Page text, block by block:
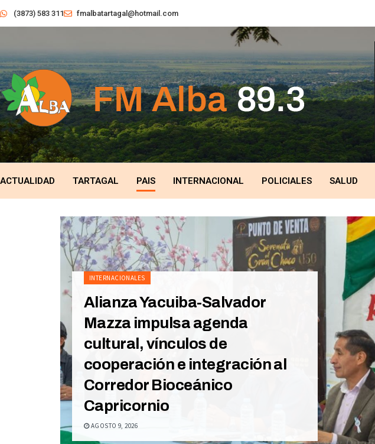
(3873) 583 311 fmalbatartagal@hotmail.com
ACTUALIDAD TARTAGAL PAIS INTERNACIONAL POLICIALES SALUD
INTERNACIONALES
Alianza Yacuiba-Salvador
Mazza impulsa agenda
cultural, vínculos de
cooperación e integración al
Corredor Bioceánico
Capricornio
AGOSTO 9, 2026